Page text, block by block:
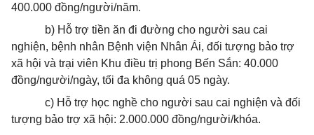
400.000 đồng/người/năm.
b) Hỗ trợ tiền ăn đi đường cho người sau cai
nghiện, bệnh nhân Bệnh viện Nhân Ái, đối tượng bảo trợ
xã hội và trại viên Khu điều trị phong Bến Sắn: 40.000
đồng/người/ngày, tối đa không quá 05 ngày.
c) Hỗ trợ học nghề cho người sau cai nghiện và đối
tượng bảo trợ xã hội: 2.000.000 đồng/người/khóa.